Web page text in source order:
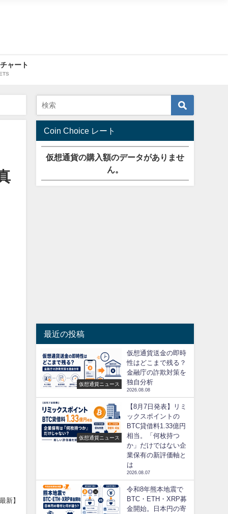
ャート
新】
Coin Choice レート
仮想通貨の購入額のデータがありませ
ん。
最近の投稿
仮想通貨ニュース
仮想通貨送金の即時
性はどこまで残る？
金融庁の詐欺対策を
独自分析
2026.08.08
仮想通貨ニュース
【8月7日発表】リミ
ックスポイントの
BTC貸借料1.33億円
相当。「何枚持つ
か」だけではない企
業保有の新評価軸と
は
2026.08.07
令和8年熊本地震で
BTC・ETH・XRP募
金開始。日本円の寄